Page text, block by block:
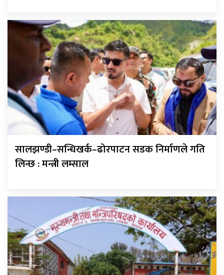
सालझण्डी–सन्धिखर्क–ढोरपाटन सडक निर्माणले गति
लिन्छ : मन्त्री लम्साल